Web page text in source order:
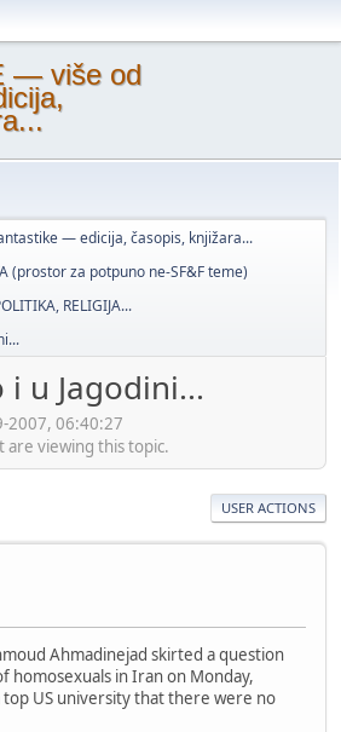
— više od
— edicija, časopis, knjižara...
(prostor za potpuno ne-SF&F teme)
RELIGIJA...
u Jagodini...
2007, 06:40:27
are viewing this topic.
USER ACTIONS
Ahmadinejad skirted a question
homosexuals in Iran on Monday,
top US university that there were no